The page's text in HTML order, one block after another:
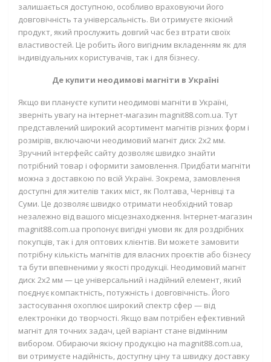
залишається доступною, особливо враховуючи його
довговічність та універсальність. Ви отримуєте якісний
продукт, який прослужить довгий час без втрати своїх
властивостей. Це робить його вигідним вкладенням як для
індивідуальних користувачів, так і для бізнесу.
Де купити неодимові магніти в Україні
Якщо ви плануєте купити неодимові магніти в Україні,
зверніть увагу на інтернет-магазин magnit88.com.ua. Тут
представлений широкий асортимент магнітів різних форм і
розмірів, включаючи неодимовий магніт диск 2х2 мм.
Зручний інтерфейс сайту дозволяє швидко знайти
потрібний товар і оформити замовлення. Придбати магніти
можна з доставкою по всій Україні. Зокрема, замовлення
доступні для жителів таких міст, як Полтава, Чернівці та
Суми. Це дозволяє швидко отримати необхідний товар
незалежно від вашого місцезнаходження. Інтернет-магазин
magnit88.com.ua пропонує вигідні умови як для роздрібних
покупців, так і для оптових клієнтів. Ви можете замовити
потрібну кількість магнітів для власних проєктів або бізнесу
та бути впевненими у якості продукції. Неодимовий магніт
диск 2х2 мм — це універсальний і надійний елемент, який
поєднує компактність, потужність і довговічність. Його
застосування охоплює широкий спектр сфер — від
електроніки до творчості. Якщо вам потрібен ефективний
магніт для точних задач, цей варіант стане відмінним
вибором. Обираючи якісну продукцію на magnit88.com.ua,
ви отримуєте надійність, доступну ціну та швидку доставку